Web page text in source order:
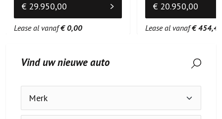
Vind uw nieuwe auto
€ 29.950,00
Lease al vanaf€ 0,00
€ 20.950,00
Lease al vanaf€ 454,46